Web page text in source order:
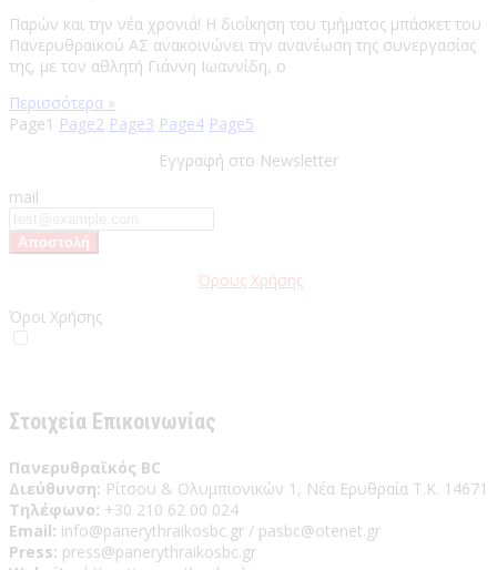
Παρών και την νέα χρονιά! Η διοίκηση του τμήματος μπάσκετ του
Πανερυθραϊκού ΑΣ ανακοινώνει την ανανέωση της συνεργασίας
της, με τον αθλητή Γιάννη Ιωαννίδη, ο
Περισσότερα »
Page1 Page2 Page3 Page4 Page5
Εγγραφή στο Newsletter
mail
Όρους Χρήσης
Όροι Χρήσης
Στοιχεία Επικοινωνίας
Πανερυθραϊκός BC
Διεύθυνση: Ρίτσου & Ολυμπιονικών 1, Νέα Ερυθραία Τ.Κ. 14671
Τηλέφωνο: +30 210 62 00 024
Email: info@panerythraikosbc.gr / pasbc@otenet.gr
Press: press@panerythraikosbc.gr